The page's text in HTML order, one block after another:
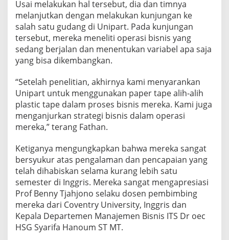
Usai melakukan hal tersebut, dia dan timnya
melanjutkan dengan melakukan kunjungan ke
salah satu gudang di Unipart. Pada kunjungan
tersebut, mereka meneliti operasi bisnis yang
sedang berjalan dan menentukan variabel apa saja
yang bisa dikembangkan.
“Setelah penelitian, akhirnya kami menyarankan
Unipart untuk menggunakan paper tape alih-alih
plastic tape dalam proses bisnis mereka. Kami juga
menganjurkan strategi bisnis dalam operasi
mereka,” terang Fathan.
Ketiganya mengungkapkan bahwa mereka sangat
bersyukur atas pengalaman dan pencapaian yang
telah dihabiskan selama kurang lebih satu
semester di Inggris. Mereka sangat mengapresiasi
Prof Benny Tjahjono selaku dosen pembimbing
mereka dari Coventry University, Inggris dan
Kepala Departemen Manajemen Bisnis ITS Dr oec
HSG Syarifa Hanoum ST MT.